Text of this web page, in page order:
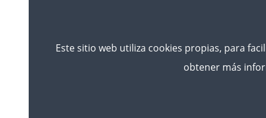
Este sitio web utiliza cookies propias, para
obtener más